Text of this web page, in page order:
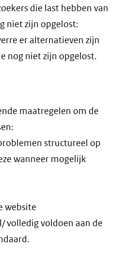
die last hebben van
niet zijn opgelost:
er alternatieven zijn
nog niet zijn opgelost.
maatregelen om de
structureel op
wanneer mogelijk
website
volledig voldoen aan de